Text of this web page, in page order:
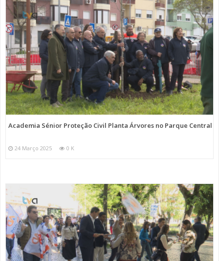
Academia Sénior Proteção Civil Planta Árvores no Parque Central
24 Março 2025 0 K